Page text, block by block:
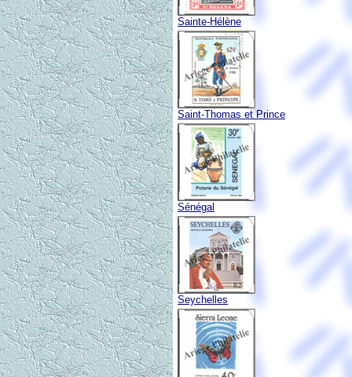
Sainte-Hélène
Saint-Thomas et Prince
Sénégal
Seychelles